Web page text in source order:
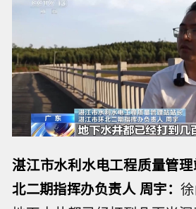
湛江市水利水电工程质量管
北二期指挥办负责人 周宇：